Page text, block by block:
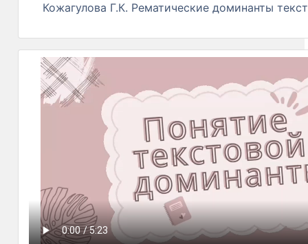
Кожагулова Г.К. Рематические доминанты